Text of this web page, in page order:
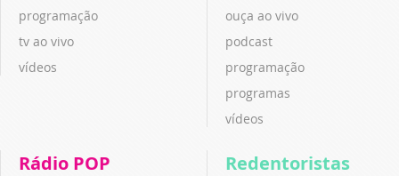
programação
tv ao vivo
vídeos
ouça ao vivo
podcast
programação
programas
vídeos
Rádio POP Redentoristas